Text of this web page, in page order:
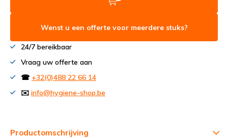
Wenst u een offerte voor meerdere stuks?
24/7 bereikbaar
Vraag uw offerte aan
☎ +32(0)488 22 66 14
✉️ info@hygiene-shop.be
Productomschrijving